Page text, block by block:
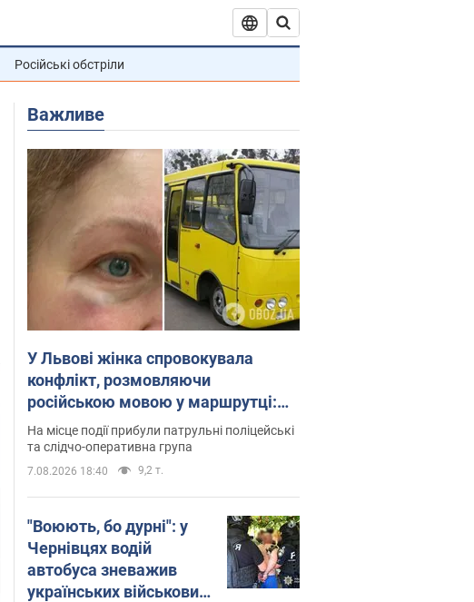
Російські обстріли
Важливе
У Львові жінка спровокувала
конфлікт, розмовляючи
російською мовою у маршрутці:
поліція склала адмінпротокол.
Відео
На місце події прибули патрульні поліцейські
та слідчо-оперативна група
7.08.2026 18:40 9,2 т.
"Воюють, бо дурні": у
Чернівцях водій
автобуса зневажив
українських військових